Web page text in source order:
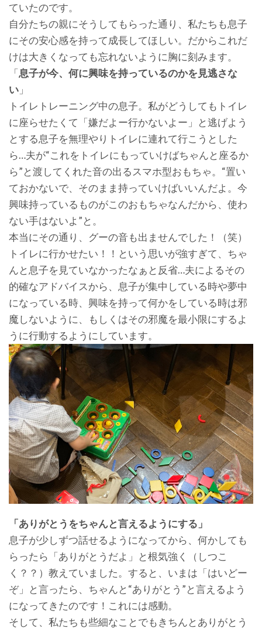
ていたのです。
自分たちの親にそうしてもらった通り、私たちも息子
にその安心感を持って成長してほしい。だからこれだ
けは大きくなっても忘れないように胸に刻みます。
「息子が今、何に興味を持っているのかを見逃さな
い 」
トイレトレーニング中の息子。私がどうしてもトイレ
に座らせたくて「嫌だよー行かないよー」と逃げよう
とする息子を無理やりトイレに連れて行こうとした
ら…夫が“これをトイレにもっていけばちゃんと座るか
ら”と渡してくれた音の出るスマホ型おもちゃ。“置い
ておかないで、そのまま持っていけばいいんだよ。今
興味持っているものがこのおもちゃなんだから、使わ
ない手はないよ”と。
本当にその通り、グーの音も出ませんでした！（笑）
トイレに行かせたい！！という思いが強すぎて、ちゃ
んと息子を見ていなかったなぁと反省…夫によるその
的確なアドバイスから、息子が集中している時や夢中
になっている時、興味を持って何かをしている時は邪
魔しないように、もしくはその邪魔を最小限にするよ
うに行動するようにしています。
「ありがとうをちゃんと言えるようにする」
息子が少しずつ話せるようになってから、何かしても
らったら「ありがとうだよ」と根気強く（しつこ
く？？）教えていました。すると、いまは「はいどー
ぞ」と言ったら、ちゃんと“ありがとう”と言えるよう
になってきたのです！これには感動。
そして、私たちも些細なことでもきちんとありがとう